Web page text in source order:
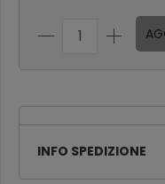
INFO SPEDIZIONE